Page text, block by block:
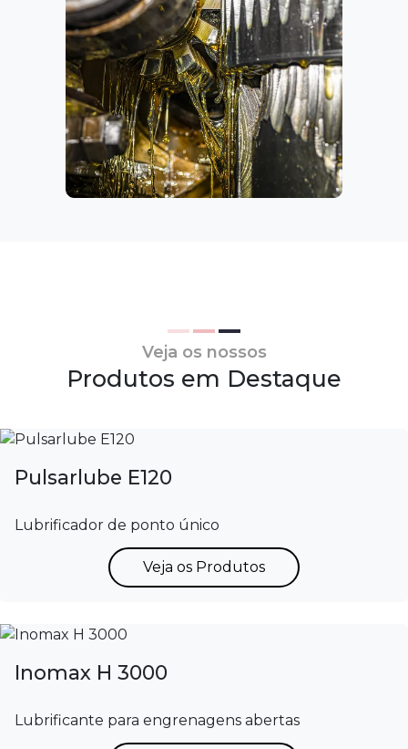
Veja os nossos
Produtos em Destaque
Pulsarlube E120
Lubrificador de ponto único
Veja os Produtos
Inomax H 3000
Lubrificante para engrenagens abertas